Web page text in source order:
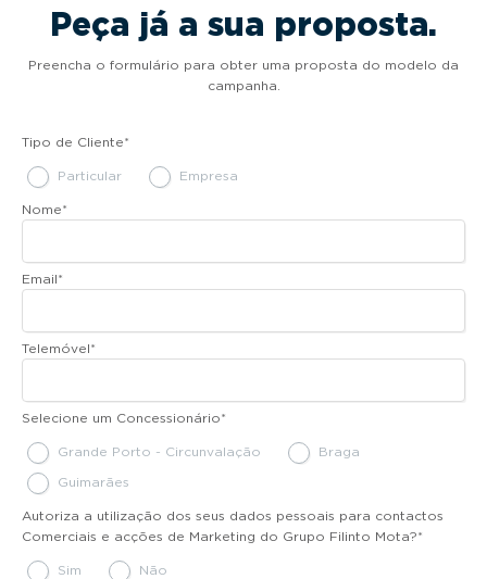
Peça já a sua proposta.
Preencha o formulário para obter uma proposta do modelo da
campanha.
Tipo de Cliente*
Particular Empresa
Nome*
Email*
Telemóvel*
Selecione um Concessionário*
Grande Porto - Circunvalação
Braga
Guimarães
Autoriza a utilização dos seus dados pessoais para contactos
Comerciais e acções de Marketing do Grupo Filinto Mota?*
Sim Não